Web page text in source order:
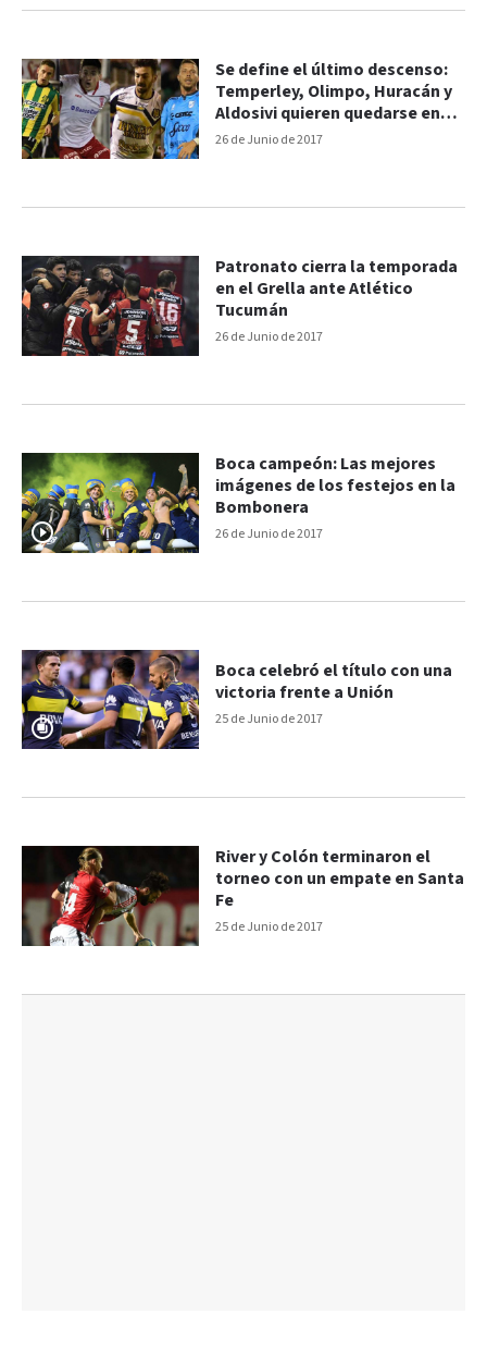
26 de Junio de 2017
Se define el último descenso:
Temperley, Olimpo, Huracán y
Aldosivi quieren quedarse en
primera
26 de Junio de 2017
Patronato cierra la temporada
en el Grella ante Atlético
Tucumán
26 de Junio de 2017
Boca campeón: Las mejores
imágenes de los festejos en la
Bombonera
25 de Junio de 2017
Boca celebró el título con una
victoria frente a Unión
25 de Junio de 2017
River y Colón terminaron el
torneo con un empate en Santa
Fe